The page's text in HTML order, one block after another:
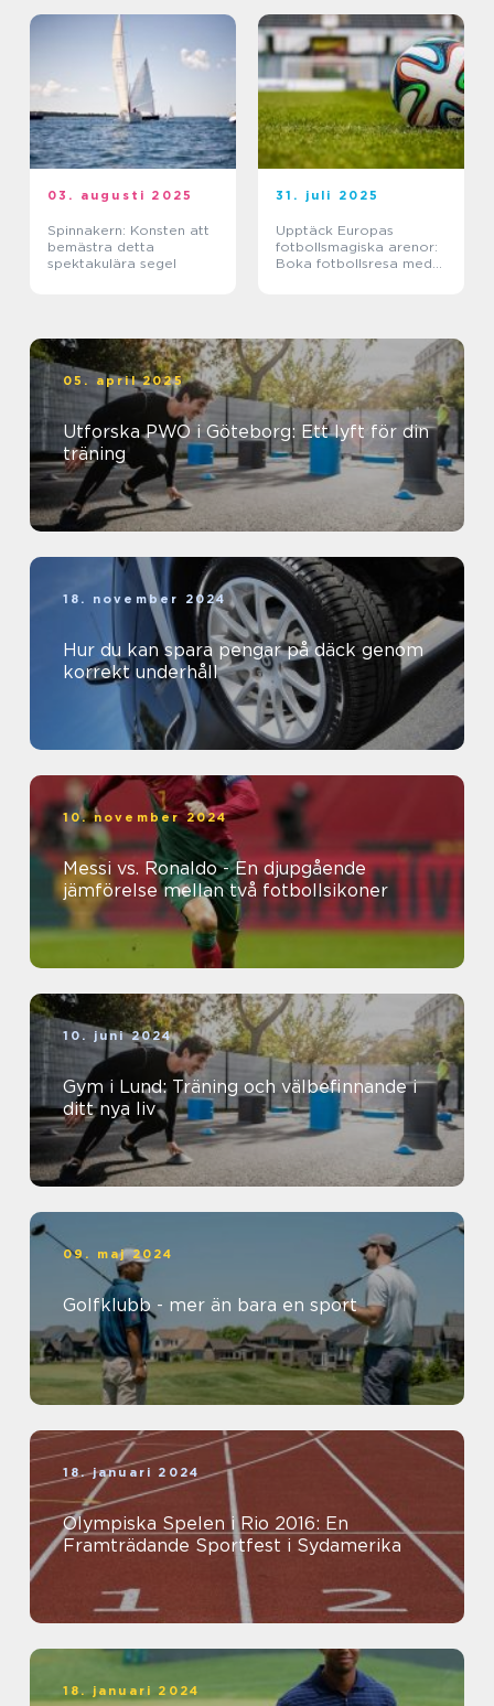
03. augusti 2025
Spinnakern: Konsten att
bemästra detta
spektakulära segel
31. juli 2025
Upptäck Europas
fotbollsmagiska arenor:
Boka fotbollsresa med
05. april 2025
Utforska PWO i Göteborg: Ett lyft för din
träning
18. november 2024
Hur du kan spara pengar på däck genom
korrekt underhåll
10. november 2024
Messi vs. Ronaldo - En djupgående
jämförelse mellan två fotbollsikoner
10. juni 2024
Gym i Lund: Träning och välbefinnande i
ditt nya liv
09. maj 2024
Golfklubb - mer än bara en sport
18. januari 2024
Olympiska Spelen i Rio 2016: En
Framträdande Sportfest i Sydamerika
18. januari 2024